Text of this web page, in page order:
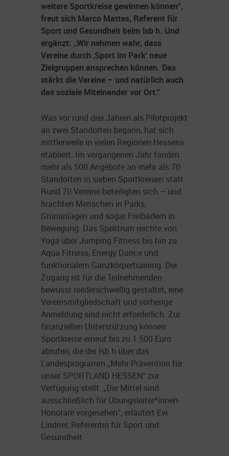
weitere Sportkreise gewinnen können“,
freut sich Marco Mattes, Referent für
Sport und Gesundheit beim lsb h. Und
ergänzt: „Wir nehmen wahr, dass
Vereine durch ‚Sport im Park‘ neue
Zielgruppen ansprechen können. Das
stärkt die Vereine – und natürlich auch
das soziale Miteinander vor Ort.“
Was vor rund drei Jahren als Pilotprojekt
an zwei Standorten begann, hat sich
mittlerweile in vielen Regionen Hessens
etabliert. Im vergangenen Jahr fanden
mehr als 500 Angebote an mehr als 70
Standorten in sieben Sportkreisen statt.
Rund 70 Vereine beteiligten sich – und
brachten Menschen in Parks,
Grünanlagen und sogar Freibädern in
Bewegung. Das Spektrum reichte von
Yoga über Jumping Fitness bis hin zu
Aqua Fitness, Energy Dance und
funktionalem Ganzkörpertraining. Der
Zugang ist für die Teilnehmenden
bewusst niederschwellig gestaltet, eine
Vereinsmitgliedschaft und vorherige
Anmeldung sind nicht erforderlich. Zur
finanziellen Unterstützung können
Sportkreise erneut bis zu 1.500 Euro
abrufen, die der lsb h über das
Landesprogramm „Mehr Prävention für
unser SPORTLAND HESSEN“ zur
Verfügung stellt. „Die Mittel sind
ausschließlich für Übungsleiter*innen-
Honorare vorgesehen“, erläutert Evi
Lindner, Referentin für Sport und
Gesundheit.